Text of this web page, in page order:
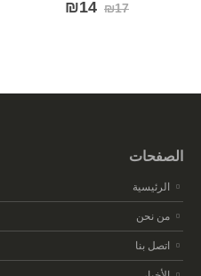
₪17
السعر
₪14
الصفحات
الرئيسية
من نحن
اتصل بنا